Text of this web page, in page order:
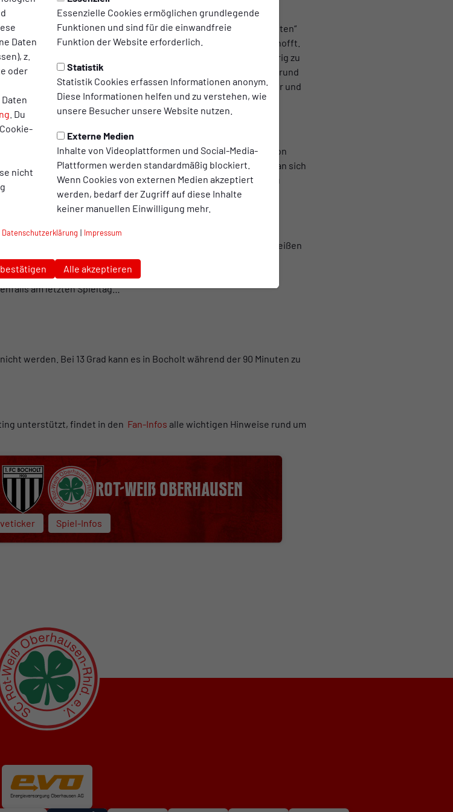
Daten
z.
oder
. Du
nicht
Essenzielle Cookies ermöglichen grundlegende
Funktionen und sind für die einwandfreie
Funktion der Website erforderlich.
Statistik
Statistik Cookies erfassen Informationen anonym.
Diese Informationen helfen und zu verstehen, wie
unsere Besucher unsere Website nutzen.
Externe Medien
Inhalte von Videoplattformen und Social-Media-
Plattformen werden standardmäßig blockiert.
Wenn Cookies von externen Medien akzeptiert
werden, bedarf der Zugriff auf diese Inhalte
keiner manuellen Einwilligung mehr.
Datenschutzerklärung | Impressum
Alle akzeptieren
gestartet. Viele Trainer und Verantwortliche sahen „die Schwatten“
Aufstieg, die schlussendlich aber anders verlaufen sollte als erhofft.
Buche. Trotzdem schaffte man es, die Kleeblätter einmal gehörig zu
des Niederrheinpokals nach Verlängerung mit 1:0. Weniger rund
in der Liga. Seit nun sechs Spielen wartet man auf einen Dreier und
Punkt holen.
Siegen der Oberhausener Vereinsgeschichte. Zwei Treffer von
die Kleeblätter komfortabel mit 3:0 in Führung. Während man sich
nach dem Abpfiff vorbereitete, trafen Mensah und Budimbu
Siegesstimmung ein wenig.
noch der Zwei-Punkte-Schnitt möglich. Bisher stehen die Rot-Weißen
schon eine Weile her. Vor fast auf den Tag genau drei Jahren
am letzten Spieltag…
werden. Bei 13 Grad kann es in Bocholt während der 90 Minuten zu
unterstützt, findet in den Fan-Infos alle wichtigen Hinweise rund um
Rot-Weiß Oberhausen
Spiel-Infos